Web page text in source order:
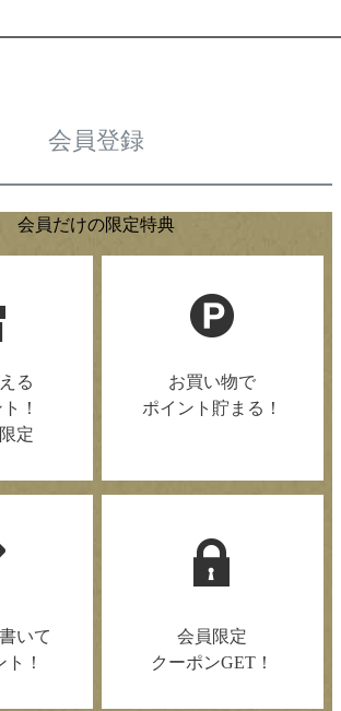
会員登録
会員だけの限定特典
る
！
定
お買い物で
ポイント貯まる！
いて
ト！
会員限定
クーポンGET！